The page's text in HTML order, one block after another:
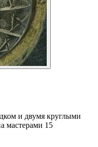
и двумя круглыми
мастерами 15